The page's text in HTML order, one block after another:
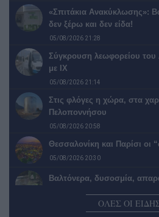
«Σπιτάκια Ανακύκλωσης»:
δεν ξέρω και δεν είδα!
05/08/2026 21:28
Σύγκρουση λεωφορείου
με ΙΧ
05/08/2026 21:14
Στις φλόγες η χώρα, στα
Πελοποννήσου
05/08/2026 20:58
Θεσσαλονίκη και Παρίσι οι
05/08/2026 20:30
Βαλτόνερα, δυσοσμία,
05/08/2026 20:02ΟΛΕΣ ΟΙ